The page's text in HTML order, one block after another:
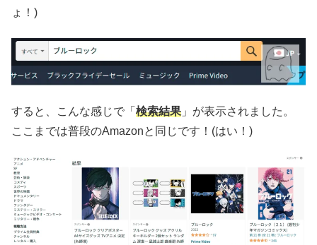
ょ！)
すると、こんな感じで「 検索結果 」が表示されました。
ここまでは普段のAmazonと同じです！(はい！)